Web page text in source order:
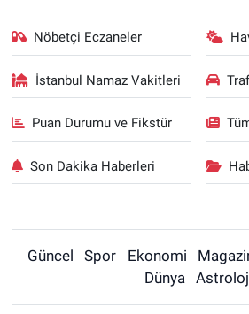
Nöbetçi Eczaneler
İstanbul Namaz Vakitleri
Puan Durumu ve Fikstür
Son Dakika Haberleri
Güncel Spor Ekonomi
Dünya